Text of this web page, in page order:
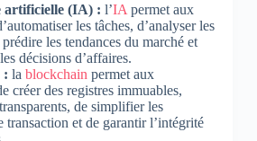
artificielle (IA) : l’IA permet aux
les tâches, d’analyser les
les tendances du marché et
décisions d’affaires.
: la blockchain permet aux
créer des registres immuables,
de simplifier les
transaction et de garantir l’intégrité